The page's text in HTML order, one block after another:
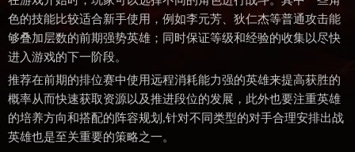
色的技能比较适合新手使用，例如李元芳、狄仁杰等普通攻击能
够叠加层数的前期强势英雄；同时保证等级和经验的收集以尽快
进入游戏的下一阶段。
推荐在前期的排位赛中使用远程消耗能力强的英雄来提高获胜的
概率从而快速获取资源以及推进段位的发展，此外也要注重英雄
的培养方向和搭配的阵容规划,针对不同类型的对手合理安排出战
英雄也是至关重要的策略之一。